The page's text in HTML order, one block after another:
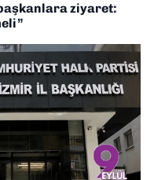
ziyaret: